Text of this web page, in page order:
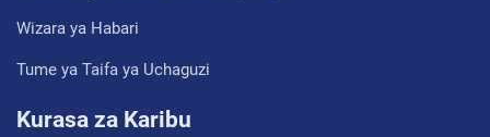
Wizara ya Habari
Tume ya Taifa ya Uchaguzi
Kurasa za Karibu